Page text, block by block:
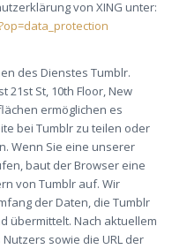
von XING unter:
des Dienstes Tumblr.
21st St, 10th Floor, New
ermöglichen es
bei Tumblr zu teilen oder
Wenn Sie eine unserer
baut der Browser eine
von Tumblr auf. Wir
der Daten, die Tumblr
übermittelt. Nach aktuellem
sowie die URL der